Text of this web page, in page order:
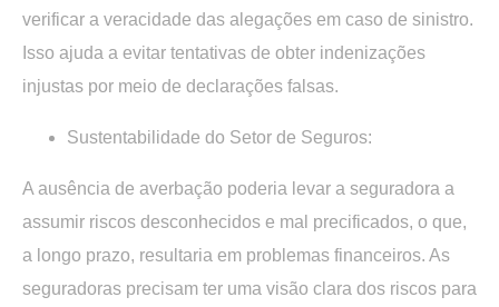
verificar a veracidade das alegações em caso de sinistro.
Isso ajuda a evitar tentativas de obter indenizações
injustas por meio de declarações falsas.
Sustentabilidade do Setor de Seguros:
A ausência de averbação poderia levar a seguradora a
assumir riscos desconhecidos e mal precificados, o que,
a longo prazo, resultaria em problemas financeiros. As
seguradoras precisam ter uma visão clara dos riscos para